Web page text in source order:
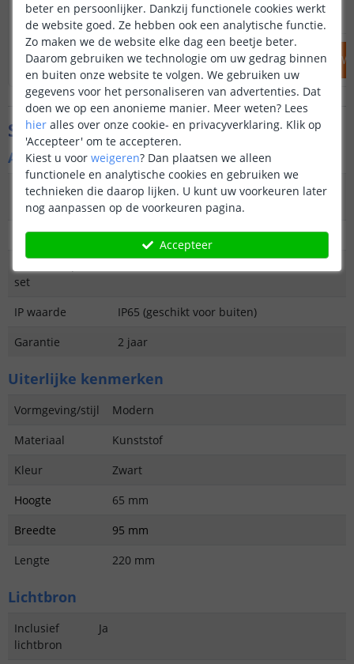
OP VOORRAAD 39,95 34,95
IN WINKELWAGEN
OP VOORRAAD
IN
het vroeger
zullen daarom in
aanspringen en
hebben om op te
bij dat de zon zich
maanden minder
maakt dat een
maanden zich niet
soms zelfs
wat minder plezier
zomer.
Specificaties
Algemene kenmerken
Type
buitenverlichting
Wandlamp
Functie
Functioneel
set
IP waarde
IP65 (geschikt voor buiten)
Garantie
2 jaar
Uiterlijke kenmerken
Vormgeving/stijl
Modern
Materiaal
Kunststof
Kleur
Zwart
Hoogte
65 mm
Breedte
95 mm
Lengte
220 mm
Lichtbron
Inclusief
lichtbron
Ja
beter en persoonlijker. Dankzij functionele cookies werkt
de website goed. Ze hebben ook een analytische functie.
Zo maken we de website elke dag een beetje beter.
Daarom gebruiken we technologie om uw gedrag binnen
en buiten onze website te volgen. We gebruiken uw
gegevens voor het personaliseren van advertenties. Dat
doen we op een anonieme manier. Meer weten? Lees
hier alles over onze cookie- en privacyverklaring. Klik op
'Accepteer' om te accepteren.
Kiest u voor weigeren? Dan plaatsen we alleen
functionele en analytische cookies en gebruiken we
technieken die daarop lijken. U kunt uw voorkeuren later
nog aanpassen op de voorkeuren pagina.
Accepteer